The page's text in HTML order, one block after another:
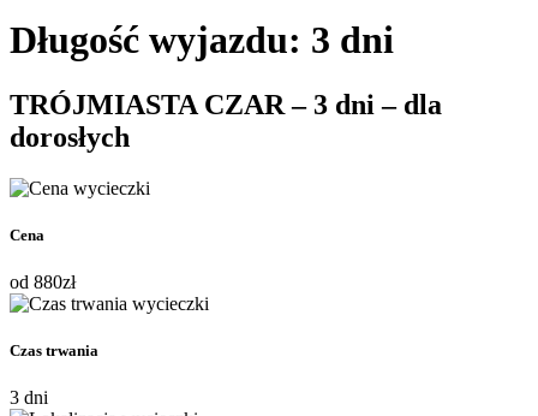
Długość wyjazdu: 3 dni
TRÓJMIASTA CZAR – 3 dni – dla
dorosłych
Cena
od 880zł
Czas trwania
3 dni